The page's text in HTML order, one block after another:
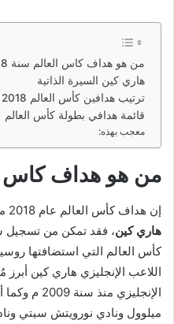
من هو هداف كاس العالم سنة 2018
هاري كين السيرة الذاتية
ترتيب هدافين كأس العالم 2018
قائمة هدافي بطولة كأس العالم
معجب بهذه:
من هو هداف كاس
إن هداف كأس العالم عام 2018 مـ
هاري كين، فقد تمكن من تسجيل
اللاعب الإنجليزي هاري كين أبرز
الإنجليزي
ميلوول ونادي نورويتش سيتي